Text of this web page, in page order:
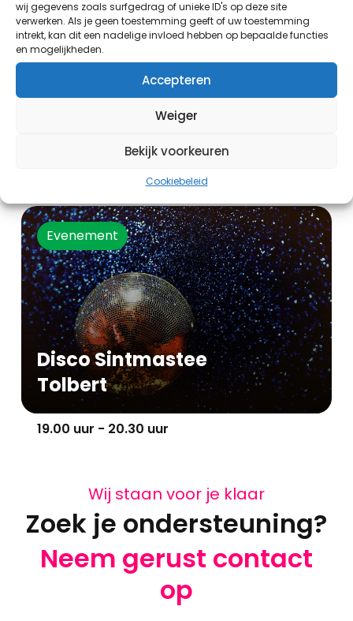
wij gegevens zoals surfgedrag of unieke ID's op deze site
verwerken. Als je geen toestemming geeft of uw toestemming
intrekt, kan dit een nadelige invloed hebben op bepaalde functies
en mogelijkheden.
Accepteren
Weiger
Bekijk voorkeuren
Cookiebeleid
19:00 uur - 20:00 uur
Evenement
Disco Sintmastee
Tolbert
19.00 uur - 20.30 uur
Wij staan voor je klaar
Zoek je ondersteuning?
Neem gerust contact
op